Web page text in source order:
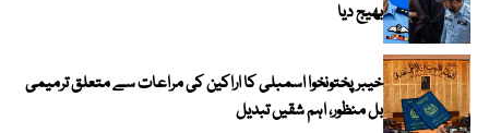
بھیج دیا
خیبرپختونخوا اسمبلی کا اراکین کی مراعات سے متعلق ترمیمی
بل منظور، اہم شقیں تبدیل